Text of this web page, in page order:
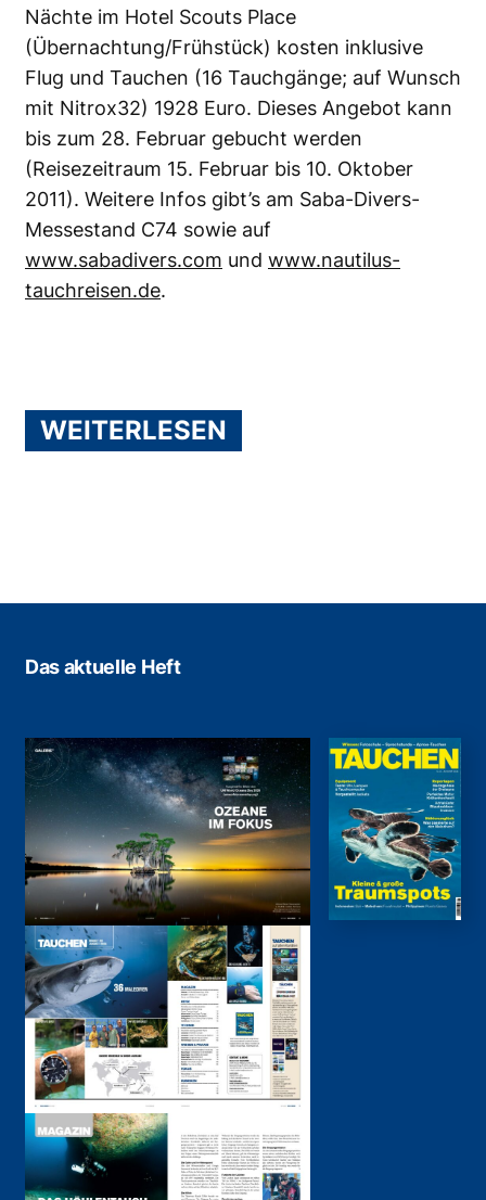
Nächte im Hotel Scouts Place
(Übernachtung/Frühstück) kosten inklusive
Flug und Tauchen (16 Tauchgänge; auf Wunsch
mit Nitrox32) 1928 Euro. Dieses Angebot kann
bis zum 28. Februar gebucht werden
(Reisezeitraum 15. Februar bis 10. Oktober
2011). Weitere Infos gibt’s am Saba-Divers-
Messestand C74 sowie auf
www.sabadivers.com und www.nautilus-
tauchreisen.de.
WEITERLESEN
Das aktuelle Heft